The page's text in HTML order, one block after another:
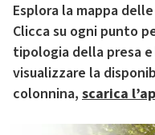
Esplora la mappa
Clicca su ogni punto
tipologia della presa e
visualizzare la
colonnina, scarica